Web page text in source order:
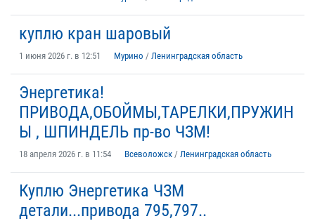
куплю кран шаровый
1 июня 2026 г. в 12:51 Мурино / Ленинградская область
Энергетика!
ПРИВОДА,ОБОЙМЫ,ТАРЕЛКИ,ПРУЖИН
Ы , ШПИНДЕЛЬ пр-во ЧЗМ!
18 апреля 2026 г. в 11:54 Всеволожск / Ленинградская область
Куплю Энергетика ЧЗМ
детали...привода 795,797..